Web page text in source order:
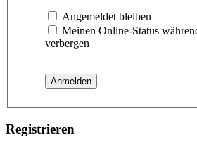
Angemeldet bleiben
Meinen Online-Status
verbergen
Registrieren